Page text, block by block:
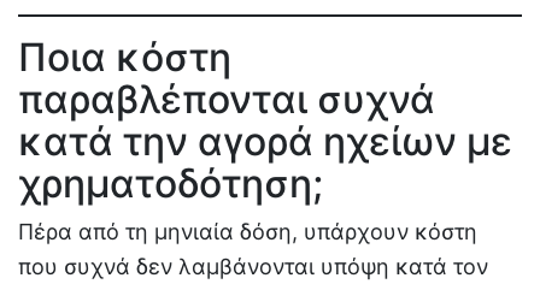
Ποια κόστη
παραβλέπονται συχνά
κατά την αγορά ηχείων με
χρηματοδότηση;
Πέρα από τη μηνιαία δόση, υπάρχουν κόστη
που συχνά δεν λαμβάνονται υπόψη κατά τον